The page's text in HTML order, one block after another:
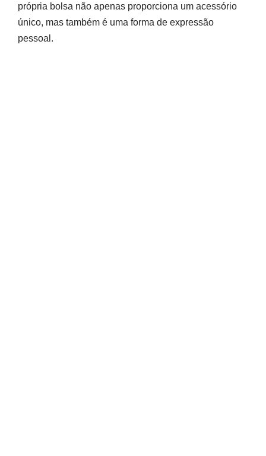
própria bolsa não apenas proporciona um acessório
único, mas também é uma forma de expressão
pessoal.